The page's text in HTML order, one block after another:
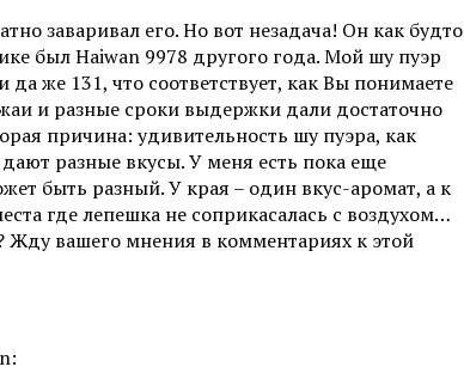
заваривал его. Но вот незадача! Он как будто
был Haiwan 9978 другого года. Мой шу пуэр
же 131, что соответствует, как Вы понимаете
и разные сроки выдержки дали достаточно
причина: удивительность шу пуэра, как
разные вкусы. У меня есть пока еще
быть разный. У края – один вкус-аромат, а к
где лепешка не соприкасалась с воздухом…
Жду вашего мнения в комментариях к этой